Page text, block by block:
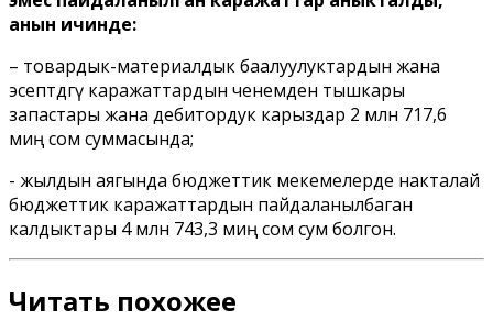
анын ичинде:
– товардык-материалдык баалуулуктардын жана
эсептөөдөгү каражаттардын ченемден тышкары
запастары жана дебитордук карыздар 2 млн 717,6
миң сом суммасында;
- жылдын аягында бюджеттик мекемелерде накталай
бюджеттик каражаттардын пайдаланылбаган
калдыктары 4 млн 743,3 миң сом сум болгон.
Читать похожее